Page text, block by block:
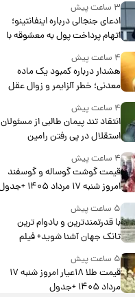
۳ ساعت پیش
ادعای جنجالی درباره اینفانتینو؛
اتهام پرداخت پول به معشوقه با
درآمد یوفا
۴ ساعت پیش
هشدار درباره کمبود یک ماده
معدنی؛ خطر آلزایمر و زوال عقل
افزایش می‌یابد؟
۴ ساعت پیش
انتقاد تند پیمان طالبی از مسئولان
استقلال در پی رفتن رامین
رضاییان+ عکس
۴ ساعت پیش
قیمت گوشت گوساله و گوسفند
امروز شنبه ۱۷ مرداد ۱۴۰۵ +جدول
۵ ساعت پیش
با قدرتمندترین و بادوام ترین
تانک جهان آشنا شوید+ فیلم
۵ ساعت پیش
قیمت طلا ۱۸عیار امروز شنبه ۱۷
مرداد ۱۴۰۵ +جدول